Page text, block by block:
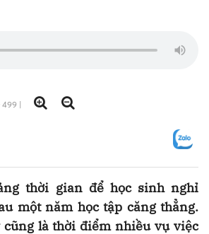
499 |
thời gian để học sinh nghỉ
một năm học tập căng thẳng.
cũng là thời điểm nhiều vụ việc